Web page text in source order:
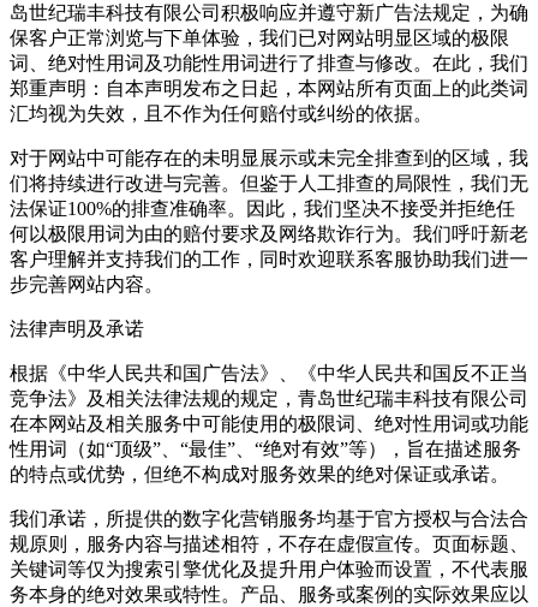
岛世纪瑞丰科技有限公司积极响应并遵守新广告法规定，为确
保客户正常浏览与下单体验，我们已对网站明显区域的极限
词、绝对性用词及功能性用词进行了排查与修改。在此，我们
郑重声明：自本声明发布之日起，本网站所有页面上的此类词
汇均视为失效，且不作为任何赔付或纠纷的依据。
对于网站中可能存在的未明显展示或未完全排查到的区域，我
们将持续进行改进与完善。但鉴于人工排查的局限性，我们无
法保证100%的排查准确率。因此，我们坚决不接受并拒绝任
何以极限用词为由的赔付要求及网络欺诈行为。我们呼吁新老
客户理解并支持我们的工作，同时欢迎联系客服协助我们进一
步完善网站内容。
法律声明及承诺
根据《中华人民共和国广告法》、《中华人民共和国反不正当
竞争法》及相关法律法规的规定，青岛世纪瑞丰科技有限公司
在本网站及相关服务中可能使用的极限词、绝对性用词或功能
性用词（如“顶级”、“最佳”、“绝对有效”等），旨在描述服务
的特点或优势，但绝不构成对服务效果的绝对保证或承诺。
我们承诺，所提供的数字化营销服务均基于官方授权与合法合
规原则，服务内容与描述相符，不存在虚假宣传。页面标题、
关键词等仅为搜索引擎优化及提升用户体验而设置，不代表服
务本身的绝对效果或特性。产品、服务或案例的实际效果应以